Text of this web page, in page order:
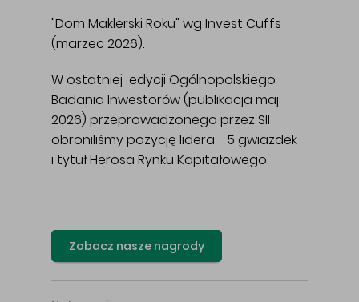
"Dom Maklerski Roku" wg Invest Cuffs
(marzec 2026).
W ostatniej edycji Ogólnopolskiego
Badania Inwestorów (publikacja maj
2026) przeprowadzonego przez SII
obroniliśmy pozycję lidera - 5 gwiazdek -
i tytuł Herosa Rynku Kapitałowego.
Zobacz nasze nagrody